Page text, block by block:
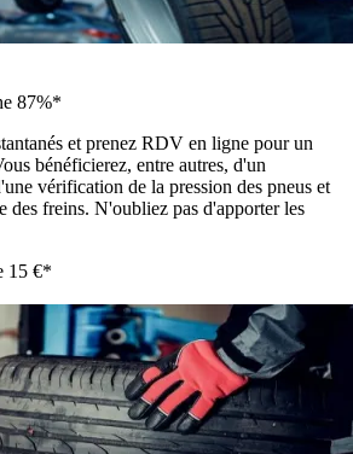
87%*
et prenez RDV en ligne pour un
bénéficierez, entre autres, d'un
vérification de la pression des pneus et
des freins. N'oubliez pas d'apporter les
15 €*